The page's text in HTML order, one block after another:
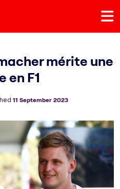
mérite une
en F1
11 September 2023